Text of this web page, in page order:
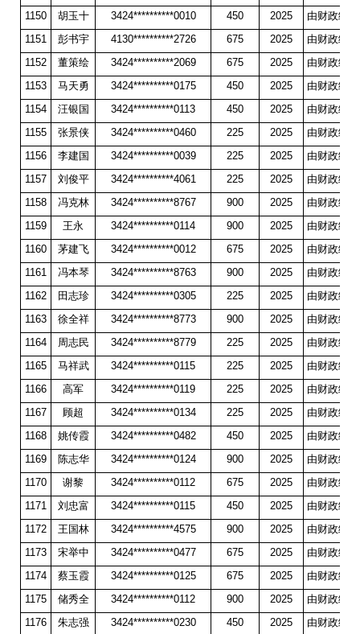
1150
胡玉十 3424**********0010 450 2025
由财政统
1151
彭书宇 4130**********2726 675 2025
由财政统
1152
董策绘 3424**********2069 675 2025
由财政统
1153
马天勇 3424**********0175 450 2025
由财政统
1154
汪银国 3424**********0113 450 2025
由财政统
1155
张景侠 3424**********0460 225 2025
由财政统
1156
李建国 3424**********0039 225 2025
由财政统
1157
刘俊平 3424**********4061 225 2025
由财政统
1158
冯克林 3424**********8767 900 2025
由财政统
1159
王永 3424**********0114 900 2025
由财政统
1160
茅建飞 3424**********0012 675 2025
由财政统
1161
冯本琴 3424**********8763 900 2025
由财政统
1162
田志珍 3424**********0305 225 2025
由财政统
1163
徐全祥 3424**********8773 900 2025
由财政统
1164
周志民 3424**********8779 225 2025
由财政统
1165
马祥武 3424**********0115 225 2025
由财政统
1166
高军 3424**********0119 225 2025
由财政统
1167
顾超 3424**********0134 225 2025
由财政统
1168
姚传霞 3424**********0482 450 2025
由财政统
1169
陈志华 3424**********0124 900 2025
由财政统
1170
谢黎 3424**********0112 675 2025
由财政统
1171
刘忠富 3424**********0115 450 2025
由财政统
1172
王国林 3424**********4575 900 2025
由财政统
1173
宋举中 3424**********0477 675 2025
由财政统
1174
蔡玉霞 3424**********0125 675 2025
由财政统
1175
储秀全 3424**********0112 900 2025
由财政统
1176
朱志强 3424**********0230 450 2025 由财政统